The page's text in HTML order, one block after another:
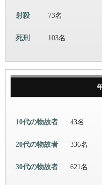
射殺 73名
死刑 103名
10代の物故者 43名
20代の物故者 336名
30代の物故者 621名